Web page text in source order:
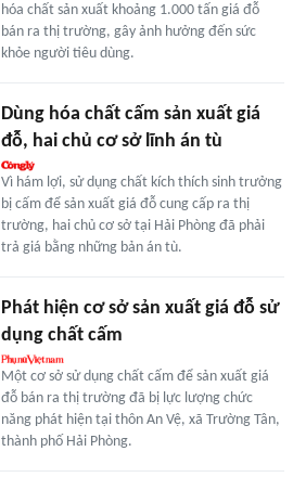
hóa chất sản xuất khoảng 1.000 tấn giá đỗ
bán ra thị trường, gây ảnh hưởng đến sức
khỏe người tiêu dùng.
Dùng hóa chất cấm sản xuất giá
đỗ, hai chủ cơ sở lĩnh án tù
Vì hám lợi, sử dụng chất kích thích sinh trưởng
bị cấm để sản xuất giá đỗ cung cấp ra thị
trường, hai chủ cơ sở tại Hải Phòng đã phải
trả giá bằng những bản án tù.
Phát hiện cơ sở sản xuất giá đỗ sử
dụng chất cấm
Một cơ sở sử dụng chất cấm để sản xuất giá
đỗ bán ra thị trường đã bị lực lượng chức
năng phát hiện tại thôn An Vệ, xã Trường Tân,
thành phố Hải Phòng.